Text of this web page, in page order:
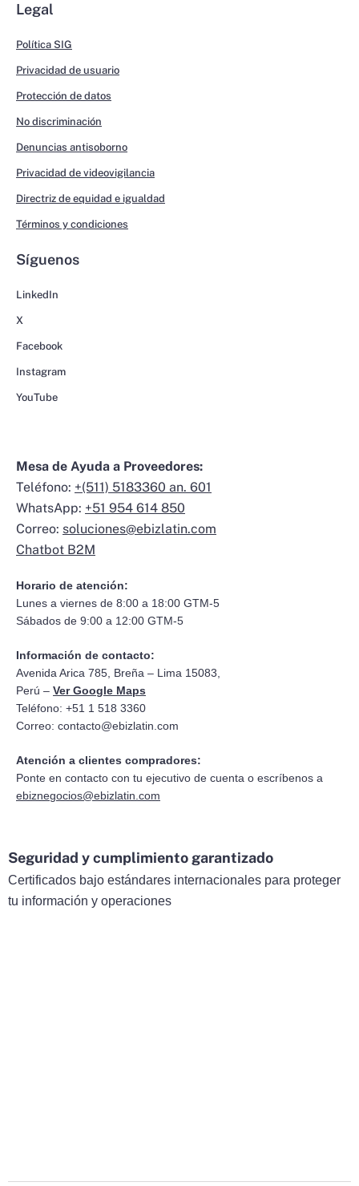
Legal
Política SIG
Privacidad de usuario
Protección de datos
No discriminación
Denuncias antisoborno
Privacidad de videovigilancia
Directriz de equidad e igualdad
Términos y condiciones
Síguenos
LinkedIn
X
Facebook
Instagram
YouTube
Mesa de Ayuda a Proveedores:
Teléfono: +(511) 5183360 an. 601
WhatsApp: +51 954 614 850
Correo: soluciones@ebizlatin.com
Chatbot B2M
Horario de atención:
Lunes a viernes de 8:00 a 18:00 GTM-5
Sábados de 9:00 a 12:00 GTM-5
Información de contacto:
Avenida Arica 785, Breña – Lima 15083,
Perú – Ver Google Maps
Teléfono: +51 1 518 3360
Correo: contacto@ebizlatin.com
Atención a clientes compradores:
Ponte en contacto con tu ejecutivo de cuenta o escríbenos a
ebiznegocios@ebizlatin.com
Seguridad y cumplimiento garantizado
Certificados bajo estándares internacionales para proteger
tu información y operaciones